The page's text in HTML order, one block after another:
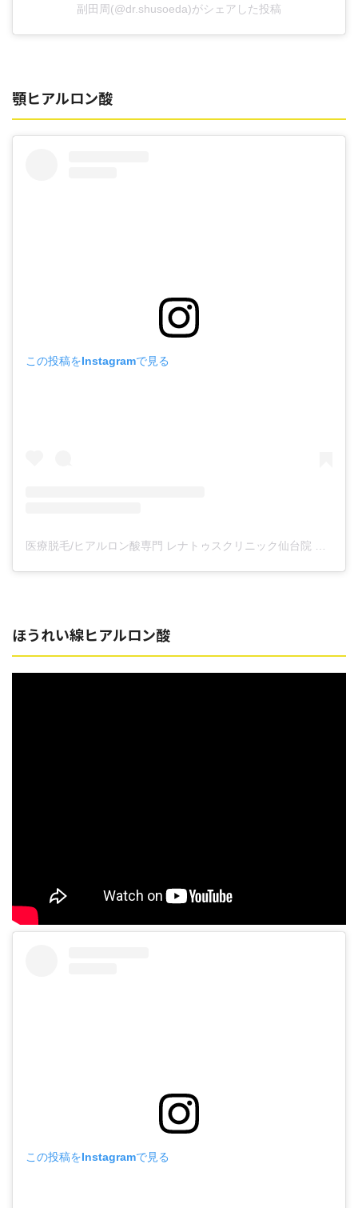
副田周(@dr.shusoeda)がシェアした投稿
顎ヒアルロン酸
この投稿をInstagramで見る
ほうれい線ヒアルロン酸
この投稿をInstagramで見る